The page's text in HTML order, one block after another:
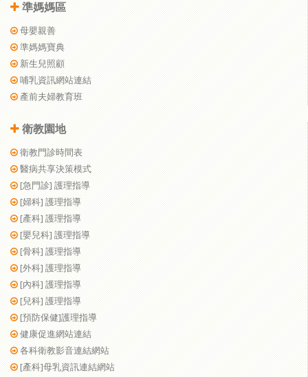
準媽媽區
母嬰親善
準媽媽寶典
新生兒照顧
哺乳資訊網站連結
產前夫婦教育班
衛教園地
衛教門診時間表
醫病共享決策模式
[急門診] 護理指導
[婦科] 護理指導
[產科] 護理指導
[嬰兒科] 護理指導
[骨科] 護理指導
[外科] 護理指導
[內科] 護理指導
[兒科] 護理指導
[預防保健]護理指導
健康促進網站連結
各科衛教影音連結網站
[產科]母乳資訊連結網站